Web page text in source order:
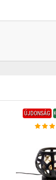
ÚJDONSÁG